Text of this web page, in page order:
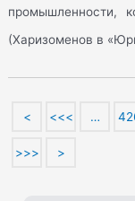
промышленности,
(Харизоменов в
< <<< …
>>> >